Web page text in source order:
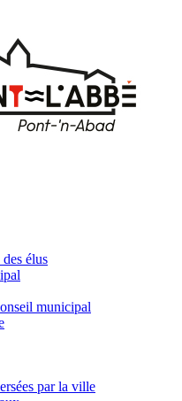
élus
municipal
par la ville